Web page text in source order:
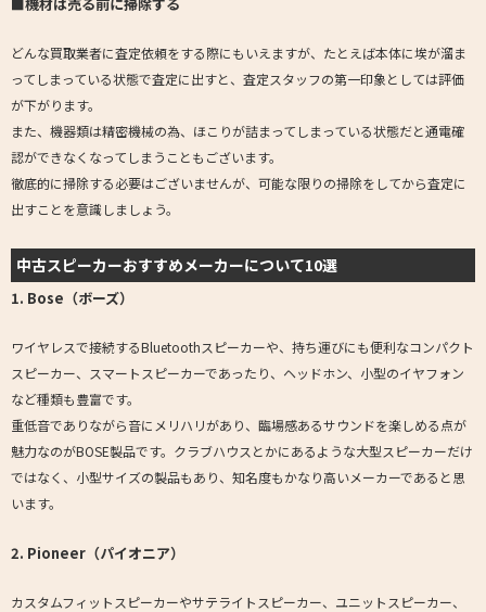
どんな買取業者に査定依頼をする際にもいえますが、たとえば本体に埃が溜ま
ってしまっている状態で査定に出すと、査定スタッフの第一印象としては評価
が下がります。
また、機器類は精密機械の為、ほこりが詰まってしまっている状態だと通電確
認ができなくなってしまうこともございます。
徹底的に掃除する必要はございませんが、可能な限りの掃除をしてから査定に
出すことを意識しましょう。
中古スピーカーおすすめメーカーについて10選
1. Bose（ボーズ）
ワイヤレスで接続するBluetoothスピーカーや、持ち運びにも便利なコンパクト
スピーカー、スマートスピーカーであったり、ヘッドホン、小型のイヤフォン
など種類も豊富です。
重低音でありながら音にメリハリがあり、臨場感あるサウンドを楽しめる点が
魅力なのがBOSE製品です。クラブハウスとかにあるような大型スピーカーだけ
ではなく、小型サイズの製品もあり、知名度もかなり高いメーカーであると思
います。
2. Pioneer（パイオニア）
カスタムフィットスピーカーやサテライトスピーカー、ユニットスピーカー、